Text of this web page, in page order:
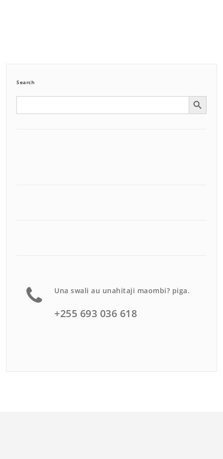
Search
Search Search Button
Una swali au unahitaji maombi? piga.
+255 693 036 618